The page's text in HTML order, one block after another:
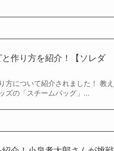
作り方を紹介！【ソレダ
について紹介されました！ 教え
ズの「スチームバッグ」...